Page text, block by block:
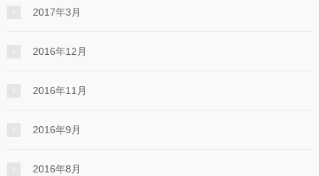
2017年3月
2016年12月
2016年11月
2016年9月
2016年8月